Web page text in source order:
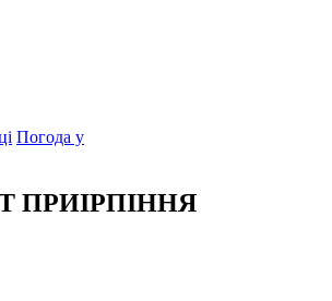
Погода у
ПРИІРПІННЯ